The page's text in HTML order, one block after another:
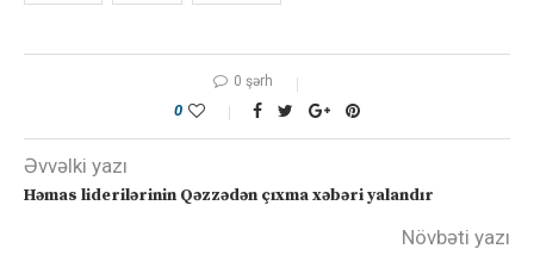
0 şərh
0
Əvvəlki yazı
Həmas liderilərinin Qəzzədən çıxma xəbəri yalandır
Növbəti yazı